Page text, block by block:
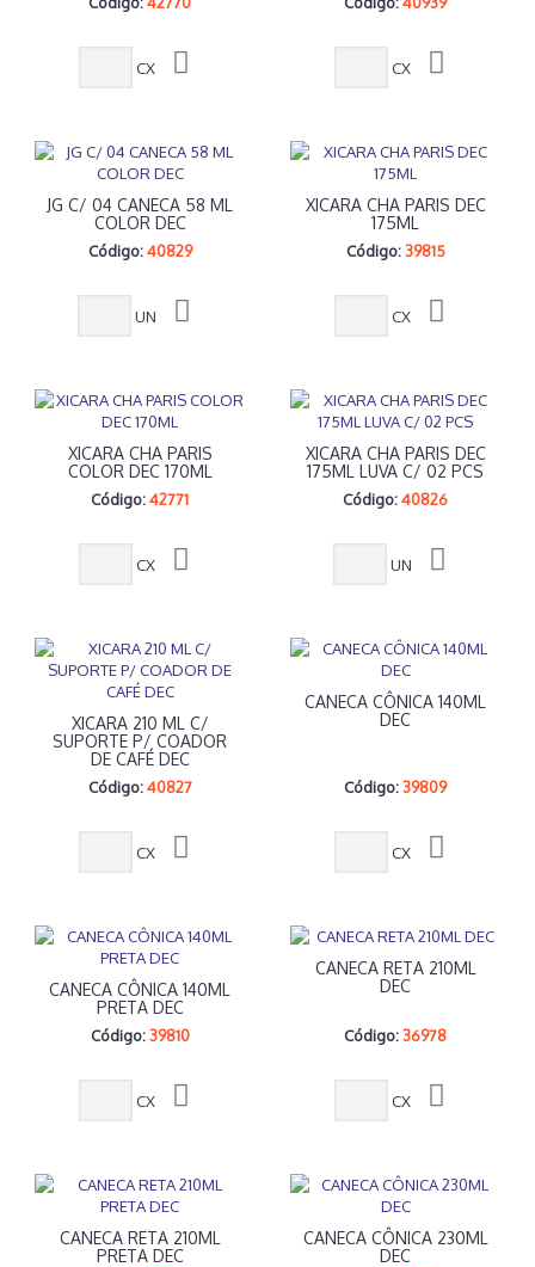
CX CX
JG C/ 04 CANECA 58 ML
COLOR DEC
Código: 40829
UN
XICARA CHA PARIS DEC
175ML
Código: 39815
CX
XICARA CHA PARIS
COLOR DEC 170ML
Código:42771
CX
XICARA CHA PARIS DEC
175ML LUVA C/ 02 PCS
Código:40826
UN
XICARA 210 ML C/
SUPORTE P/ COADOR
DE CAFÉ DEC
Código: 40827
CX
CANECA CÔNICA 140ML
DEC
Código:39809
CX
CANECA CÔNICA 140ML
PRETA DEC
Código: 39810
CX
CANECA RETA 210ML
DEC
Código:36978
CX
CANECA RETA 210ML
PRETA DEC
CANECA CÔNICA 230ML
DEC